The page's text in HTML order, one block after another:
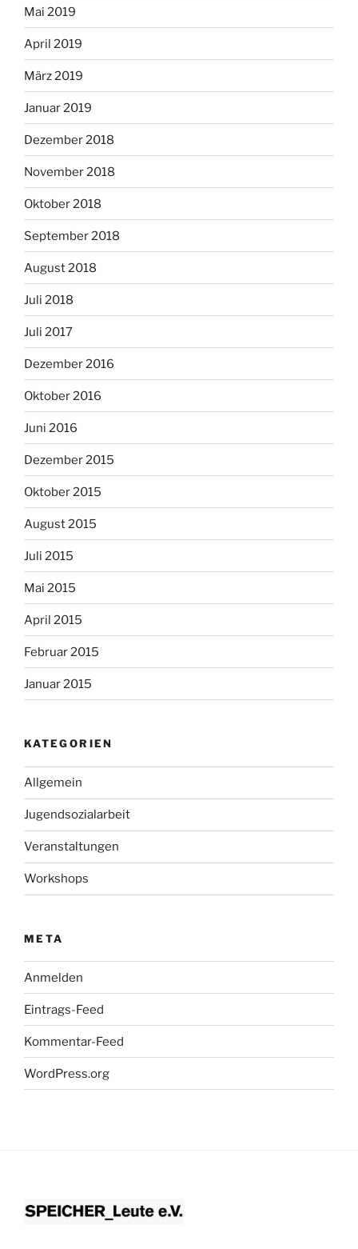
Mai 2019
April 2019
März 2019
Januar 2019
Dezember 2018
November 2018
Oktober 2018
September 2018
August 2018
Juli 2018
Juli 2017
Dezember 2016
Oktober 2016
Juni 2016
Dezember 2015
Oktober 2015
August 2015
Juli 2015
Mai 2015
April 2015
Februar 2015
Januar 2015
KATEGORIEN
Allgemein
Jugendsozialarbeit
Veranstaltungen
Workshops
META
Anmelden
Eintrags-Feed
Kommentar-Feed
WordPress.org